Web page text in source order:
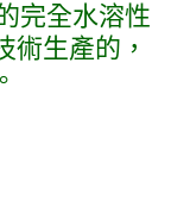
完全水溶性
術生產的，